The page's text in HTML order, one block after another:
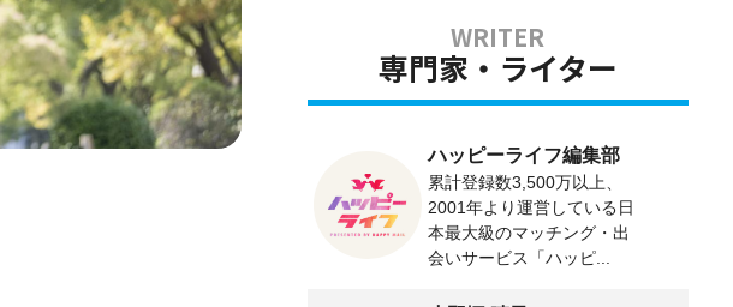
専門家・ライター
ハッピーライフ編集部
累計登録数3,500万以上、
2001年より運営している日
本最大級のマッチング・出
会いサービス「ハッピ...